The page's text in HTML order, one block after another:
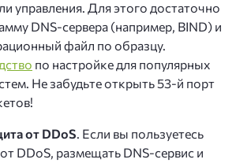
управления. Для этого достаточно
DNS-сервера (например, BIND) и
файл по образцу.
по настройке для популярных
Не забудьте открыть 53-й порт
от DDoS. Если вы пользуетесь
DDoS, размещать DNS-сервис и